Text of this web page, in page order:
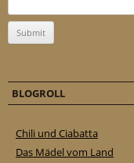
BLOGROLL
Chili und Ciabatta
Das Mädel vom Land